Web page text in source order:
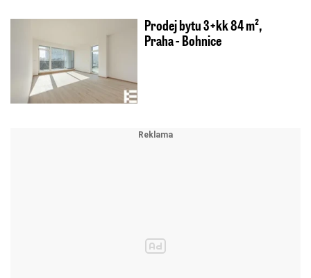
Prodej bytu 3+kk 84 m²,
Praha - Bohnice